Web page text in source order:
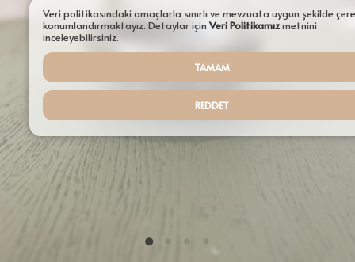
Aydınlatmalar
Tepsiler
Saksılar
Servisler
Veri politikasındaki amaçlarla sınırlı ve mevzuata uygun şekilde
konumlandırmaktayız. Detaylar içinVeri Politikamızmetnini
inceleyebilirsiniz.
TAMAM
REDDET